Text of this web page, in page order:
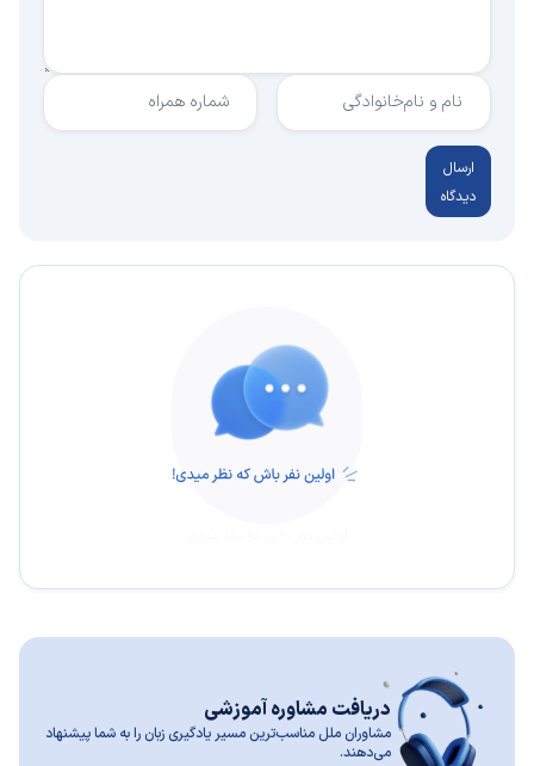
نام و نام‌خانوادگی شماره همراه
ارسال
دیدگاه
دریافت مشاوره آموزشی
مشاوران ملل مناسب‌ترین مسیر یادگیری زبان را به شما پیشنهاد
می‌دهند.